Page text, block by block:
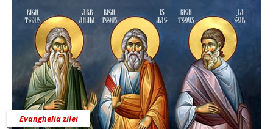
Evanghelia zilei